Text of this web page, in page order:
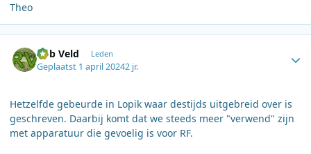
Theo
Rob Veld Leden
Geplaatst 1 april 20242 jr.
Hetzelfde gebeurde in Lopik waar destijds uitgebreid over is
geschreven. Daarbij komt dat we steeds meer "verwend" zijn
met apparatuur die gevoelig is voor RF.